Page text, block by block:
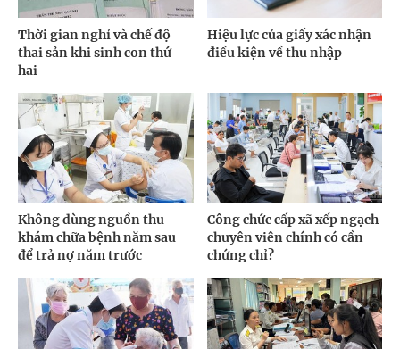
Thời gian nghỉ và chế độ
thai sản khi sinh con thứ
hai
Hiệu lực của giấy xác nhận
điều kiện về thu nhập
Không dùng nguồn thu
khám chữa bệnh năm sau
để trả nợ năm trước
Công chức cấp xã xếp ngạch
chuyên viên chính có cần
chứng chỉ?